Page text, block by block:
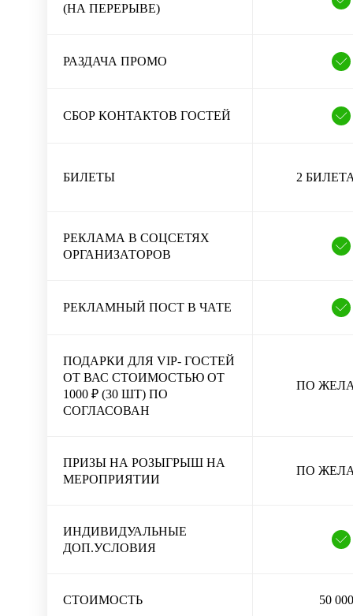
(НА ПЕРЕРЫВЕ)
РАЗДАЧА ПРОМО
СБОР КОНТАКТОВ ГОСТЕЙ
БИЛЕТЫ 2
РЕКЛАМА В СОЦСЕТЯХ
ОРГАНИЗАТОРОВ
РЕКЛАМНЫЙ ПОСТ В ЧАТЕ
ПОДАРКИ ДЛЯ VIP- ГОСТЕЙ
ОТ ВАС СТОИМОСТЬЮ ОТ
1000 ₽ (30 ШТ) ПО
СОГЛАСОВАН
ПО
ПРИЗЫ НА РОЗЫГРЫШ НА
МЕРОПРИЯТИИ
ПО
ИНДИВИДУАЛЬНЫЕ
ДОП.УСЛОВИЯ
СТОИМОСТЬ 50